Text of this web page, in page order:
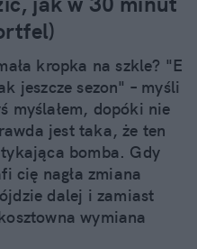
kropka na szkle? "E
jeszcze sezon" – myśli
myślałem, dopóki nie
jest taka, że ten
bomba. Gdy
cię nagła zmiana
dalej i zamiast
wymiana